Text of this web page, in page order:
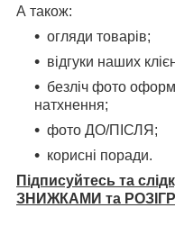
А також:
огляди товарів;
відгуки наших
безліч фото
натхнення;
фото ДО/ПІСЛЯ;
корисні поради.
Підписуйтесь та
ЗНИЖКАМИ та